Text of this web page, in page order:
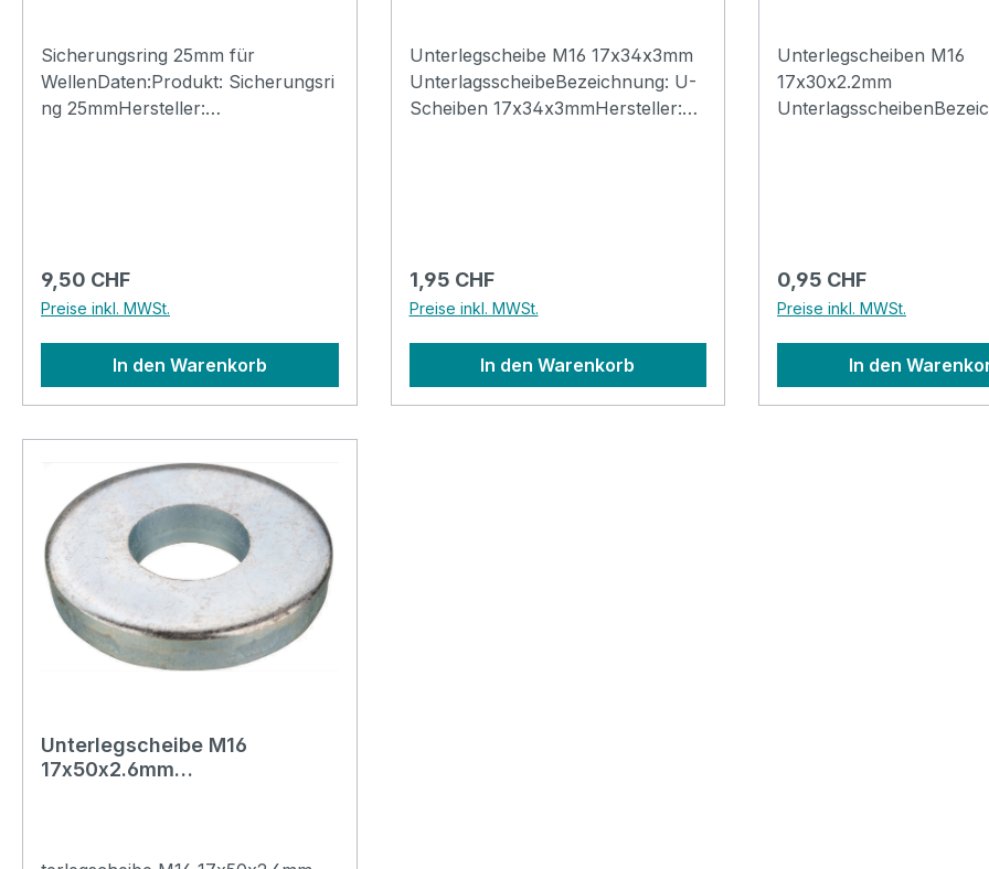
Sicherungsring 25mm für
WellenDaten:Produkt: Sicherungsri
ng 25mmHersteller:
25mAussendurchmesser:
31mmBreite: 3.1mm, Durchmesser
innen 24.9mm, Dicke: 1.2mm,
Spreizlöscher 2.0mmDicke:
Regulärer Preis:
9,50 CHF
Preise inkl. MWSt.
In den Warenkorb
Unterlegscheibe M16 17x34x3mm
UnterlagsscheibeBezeichnung: U-
Scheiben 17x34x3mmHersteller:
0.077kgGrösse Box: na
Regulärer Preis:
1,95 CHF
Preise inkl. MWSt.
In den Warenkorb
Unterlegscheiben M16
17x30x2.2mm
StahlNorm: DIN
Stk.Oberfläche:
verchromtGewicht:
Regulärer Preis:
0,95 CHF
Preise inkl. MWSt.
In den
Unterlegscheibe M16
17x50x2.6mm